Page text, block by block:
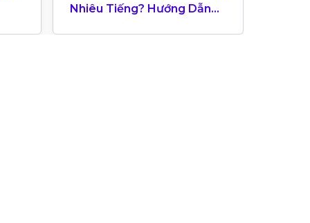
Nhiêu Tiếng? Hướng Dẫn